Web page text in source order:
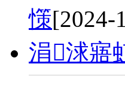
憡[2024-
涓浗寤